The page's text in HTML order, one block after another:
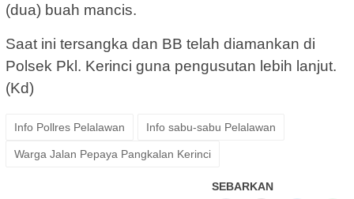
(dua) buah mancis.
Saat ini tersangka dan BB telah diamankan di
Polsek Pkl. Kerinci guna pengusutan lebih lanjut.
(Kd)
Info Pollres Pelalawan Info sabu-sabu Pelalawan
Warga Jalan Pepaya Pangkalan Kerinci
SEBARKAN